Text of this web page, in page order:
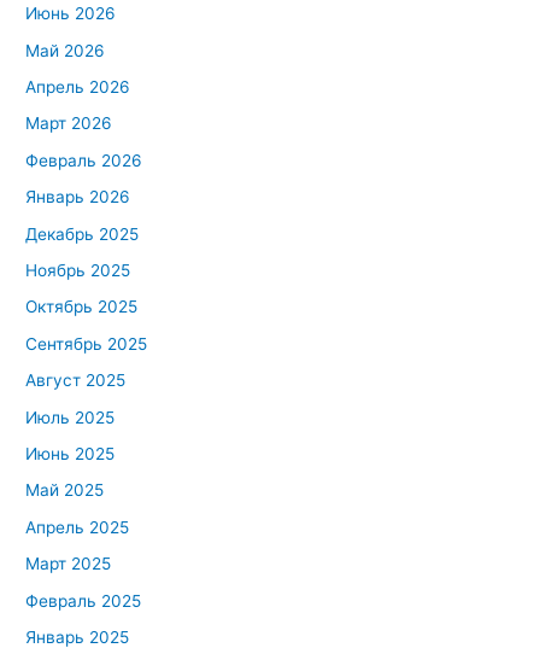
Июнь 2026
Май 2026
Апрель 2026
Март 2026
Февраль 2026
Январь 2026
Декабрь 2025
Ноябрь 2025
Октябрь 2025
Сентябрь 2025
Август 2025
Июль 2025
Июнь 2025
Май 2025
Апрель 2025
Март 2025
Февраль 2025
Январь 2025